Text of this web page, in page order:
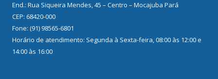
End.: Rua Siqueira Mendes, 45 – Centro – Mocajuba Pará
CEP: 68420-000
Fone: (91) 98565-6801
Horário de atendimento: Segunda à Sexta-feira, 08:00 às 12:00 e
14:00 às 16:00